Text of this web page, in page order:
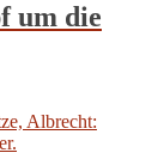
um die